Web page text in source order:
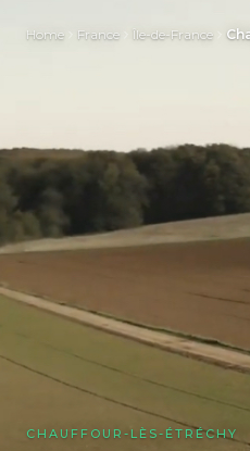
Home France Île-de-France
CHAUFFOUR-LÈS-ÉTRÉCHY